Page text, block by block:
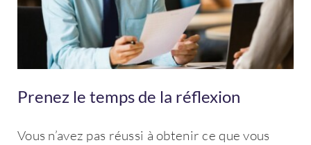
Prenez le temps de la réflexion
Vous n’avez pas réussi à obtenir ce que vous